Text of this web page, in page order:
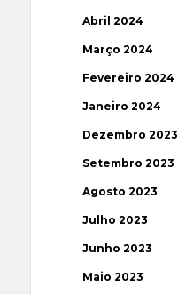
Abril 2024
Março 2024
Fevereiro 2024
Janeiro 2024
Dezembro 2023
Setembro 2023
Agosto 2023
Julho 2023
Junho 2023
Maio 2023